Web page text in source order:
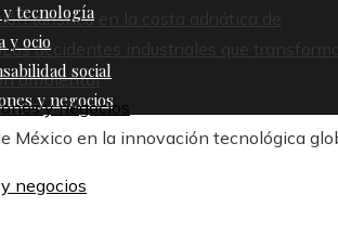
turística en la costa adriática de
Los accidentes industriales que
ambiental
7
y tecnología
y ocio
social
y negocios
y negocios
México en la innovación tecnológica
negocios